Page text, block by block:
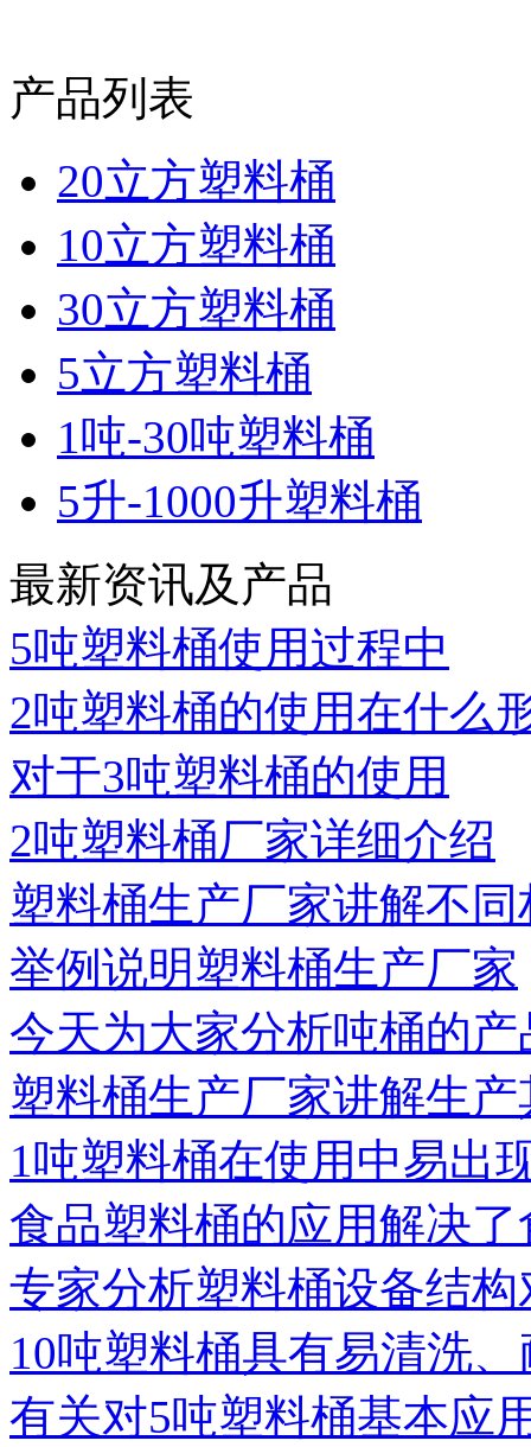
产品列表
20立方塑料桶
10立方塑料桶
30立方塑料桶
5立方塑料桶
1吨-30吨塑料桶
5升-1000升塑料桶
最新资讯及产品
5吨塑料桶使用过程中
2吨塑料桶的使用在什么
对于3吨塑料桶的使用
2吨塑料桶厂家详细介绍
塑料桶生产厂家讲解不同
举例说明塑料桶生产厂家
今天为大家分析吨桶的
塑料桶生产厂家讲解生产
1吨塑料桶在使用中易出
食品塑料桶的应用解决
专家分析塑料桶设备结
10吨塑料桶具有易清洗
有关对5吨塑料桶基本应